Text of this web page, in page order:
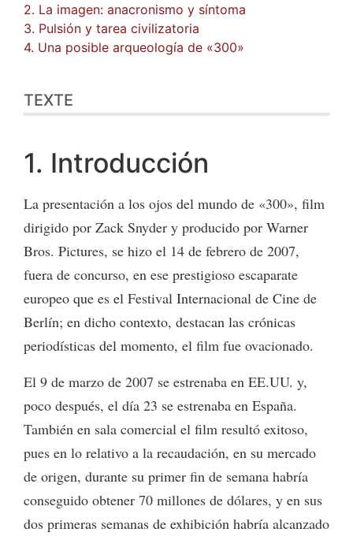
2. La imagen: anacronismo y síntoma
3. Pulsión y tarea civilizatoria
4. Una posible arqueología de «300»
TEXTE
1. Introducción
La presentación a los ojos del mundo de «300», film
dirigido por Zack Snyder y producido por Warner
Bros. Pictures, se hizo el 14 de febrero de 2007,
fuera de concurso, en ese prestigioso escaparate
europeo que es el Festival Internacional de Cine de
Berlín; en dicho contexto, destacan las crónicas
periodísticas del momento, el film fue ovacionado.
El 9 de marzo de 2007 se estrenaba en EE.UU. y,
poco después, el día 23 se estrenaba en España.
También en sala comercial el film resultó exitoso,
pues en lo relativo a la recaudación, en su mercado
de origen, durante su primer fin de semana habría
conseguido obtener 70 millones de dólares, y en sus
dos primeras semanas de exhibición habría alcanzado